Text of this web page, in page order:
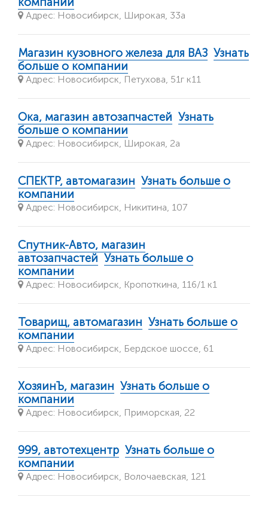
Адрес: Новосибирск, Широкая, 33а
Магазин кузовного железа для ВАЗ Узнать
больше о компании
Адрес: Новосибирск, Петухова, 51г к11
Ока, магазин автозапчастей Узнать
больше о компании
Адрес: Новосибирск, Широкая, 2а
СПЕКТР, автомагазин Узнать больше о
компании
Адрес: Новосибирск, Никитина, 107
Спутник-Авто, магазин
автозапчастей Узнать больше о
компании
Адрес: Новосибирск, Кропоткина, 116/1 к1
Товарищ, автомагазин Узнать больше о
компании
Адрес: Новосибирск, Бердское шоссе, 61
ХозяинЪ, магазин Узнать больше о
компании
Адрес: Новосибирск, Приморская, 22
999, автотехцентр Узнать больше о
компании
Адрес: Новосибирск, Волочаевская, 121